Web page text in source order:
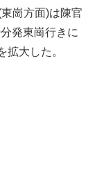
崗方面)は陳官
発東崗行きに
拡大した。